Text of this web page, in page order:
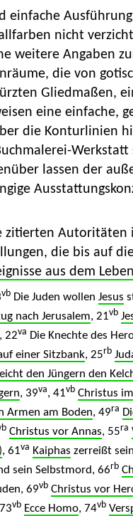
einfache
nicht
weitere Angaben
die von
Gliedmaßen,
eine einfache,
die Konturlinien
Werkstatt
lassen der
zitierten Autoritäten
die bis auf
aus dem
vbDie Juden wollen Jesus
nach Jerusalem, 21vb
, 22va Die Knechte des
einer Sitzbank, 25rb
den Jüngern den
, 39va, 41vb Christus
Armen am Boden, 49ra
Christus vor Annas, 55ra
, 61va Kaiphas zerreißt
sein Selbstmord, 66rb
69vb Christus vor
vb Ecce Homo, 74vb